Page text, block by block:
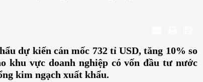
dự kiến cán mốc 732 tỉ USD, tăng 10% so
khu vực doanh nghiệp có vốn đầu tư nước
kim ngạch xuất khẩu.